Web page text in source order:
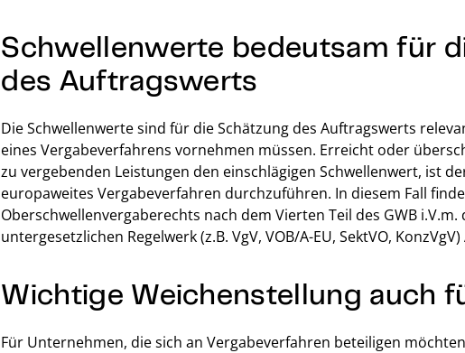
Schwellenwerte bedeutsam für
des Auftragswerts
Die Schwellenwerte sind für die Schätzung des Auftragswerts
eines Vergabeverfahrens vornehmen müssen. Erreicht oder
zu vergebenden Leistungen den einschlägigen Schwellenwert, ist
europaweites Vergabeverfahren durchzuführen. In diesem Fall
Oberschwellenvergaberechts nach dem Vierten Teil des GWB i.V.m.
untergesetzlichen Regelwerk (z.B. VgV, VOB/A-EU, SektVO,
Wichtige Weichenstellung auch
Für Unternehmen, die sich an Vergabeverfahren beteiligen